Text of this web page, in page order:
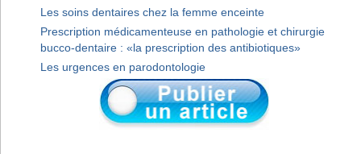
Les soins dentaires chez la femme enceinte
Prescription médicamenteuse en pathologie et chirurgie
bucco-dentaire : «la prescription des antibiotiques»
Les urgences en parodontologie